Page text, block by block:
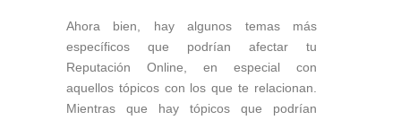
Ahora bien, hay algunos temas más
específicos que podrían afectar tu
Reputación Online, en especial con
aquellos tópicos con los que te relacionan.
Mientras que hay tópicos que podrían